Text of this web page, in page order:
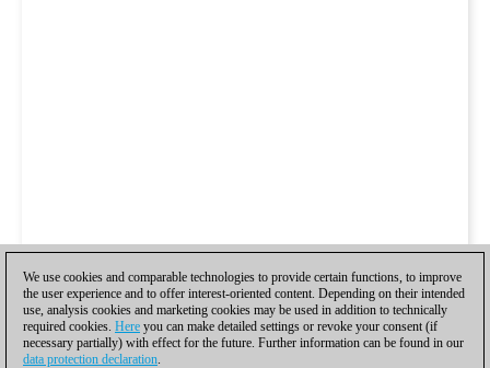
We use cookies and comparable technologies to provide certain functions, to improve
the user experience and to offer interest-oriented content. Depending on their intended
use, analysis cookies and marketing cookies may be used in addition to technically
required cookies. Here you can make detailed settings or revoke your consent (if
necessary partially) with effect for the future. Further information can be found in our
data protection declaration.